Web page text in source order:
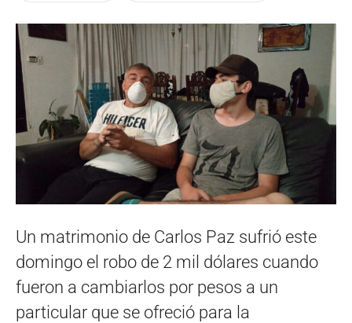
Un matrimonio de Carlos Paz sufrió este
domingo el robo de 2 mil dólares cuando
fueron a cambiarlos por pesos a un
particular que se ofreció para la